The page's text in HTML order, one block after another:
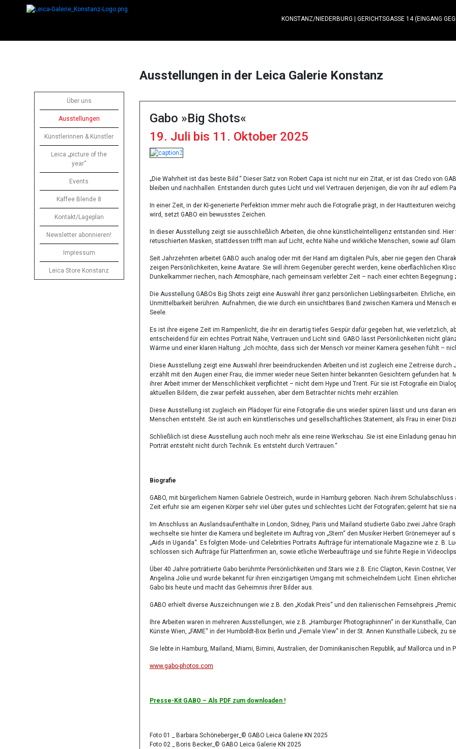
KONSTANZ/NIEDERBURG GERICHTSGASSE 14 (EINGANG
Über uns
Ausstellungen
Künstlerinnen & Künstler
Leica „picture of the
year“
Events
Kaffee Blende 8
Kontakt/Lageplan
Newsletter abonnieren!
Impressum
Leica Store Konstanz
Ausstellungen in der Leica Galerie Konstanz
Gabo »Big Shots«
19. Juli bis 11. Oktober 2025
Previous Next
„Die Wahrheit ist das beste Bild.“ Dieser Satz von Robert Capa ist nicht nur ein Zitat, er ist das Credo von
bleiben und nachhallen. Entstanden durch gutes Licht und viel Vertrauen derjenigen, die von ihr auf edlem
In einer Zeit, in der KI-generierte Perfektion immer mehr auch die Fotografie prägt, in der Hauttexturen
wird, setzt GABO ein bewusstes Zeichen.
In dieser Ausstellung zeigt sie ausschließlich Arbeiten, die ohne künstlicheIntelligenz entstanden sind.
retuschierten Masken, stattdessen trifft man auf Licht, echte Nähe und wirkliche Menschen, sowie auf
Seit Jahrzehnten arbeitet GABO auch analog oder mit der Hand am digitalen Puls, aber nie gegen den
zeigen Persönlichkeiten, keine Avatare. Sie will ihrem Gegenüber gerecht werden, keine oberflächlichen
Dunkelkammer riechen, nach Atmosphäre, nach gemeinsam verlebter Zeit – nach einer echten
Die Ausstellung GABOs Big Shots zeigt eine Auswahl ihrer ganz persönlichen Lieblingsarbeiten. Ehrliche,
Unmittelbarkeit berühren. Aufnahmen, die wie durch ein unsichtbares Band zwischen Kamera und
Seele.
Es ist ihre eigene Zeit im Rampenlicht, die ihr ein derartig tiefes Gespür dafür gegeben hat, wie verletzlich,
entscheidend für ein echtes Portrait Nähe, Vertrauen und Licht sind. GABO lässt Persönlichkeiten nicht
Wärme und einer klaren Haltung: „Ich möchte, dass sich der Mensch vor meiner Kamera gesehen fühlt –
Diese Ausstellung zeigt eine Auswahl ihrer beeindruckenden Arbeiten und ist zugleich eine Zeitreise
erzählt mit den Augen einer Frau, die immer wieder neue Seiten hinter bekannten Gesichtern gefunden hat.
ihrer Arbeit immer der Menschlichkeit verpflichtet – nicht dem Hype und Trent. Für sie ist Fotografie ein
aktuellen Bildern, die zwar perfekt aussehen, aber dem Betrachter nichts mehr erzählen.
Diese Ausstellung ist zugleich ein Plädoyer für eine Fotografie die uns wieder spüren lässt und uns daran
Menschen entsteht. Sie ist auch ein künstlerisches und gesellschaftliches Statement, als Frau in einer
Schließlich ist diese Ausstellung auch noch mehr als eine reine Werkschau. Sie ist eine Einladung genau
Porträt entsteht nicht durch Technik. Es entsteht durch Vertrauen.“
Biografie
GABO, mit bürgerlichem Namen Gabriele Oestreich, wurde in Hamburg geboren. Nach ihrem
Zeit erfuhr sie am eigenen Körper sehr viel über gutes und schlechtes Licht der Fotografen; gelernt hat sie
Im Anschluss an Auslandsaufenthalte in London, Sidney, Paris und Mailand studierte Gabo zwei Jahre
wechselte sie hinter die Kamera und begleitete im Auftrag von „Stern“ den Musiker Herbert Grönemeyer auf
„Aids in Uganda“. Es folgten Mode- und Celebrities Portraits Aufträge für internationale Magazine wie z. B.
schlossen sich Aufträge für Plattenfirmen an, sowie etliche Werbeaufträge und sie führte Regie in
Über 40 Jahre porträtierte Gabo berühmte Persönlichkeiten und Stars wie z.B. Eric Clapton, Kevin Costner,
Angelina Jolie und wurde bekannt für ihren einzigartigen Umgang mit schmeichelndem Licht. Einen
Gabo bis heute und macht das Geheimnis ihrer Bilder aus.
GABO erhielt diverse Auszeichnungen wie z.B. den „Kodak Preis“ und den italienischen Fernsehpreis
Ihre Arbeiten waren in mehreren Ausstellungen, wie z.B. „Hamburger Photographinnen“ in der Kunsthalle,
Künste Wien, „FAME“ in der Humboldt-Box Berlin und „Female View“ in der St. Annen Kunsthalle Lübeck, zu
Sie lebte in Hamburg, Mailand, Miami, Bimini, Australien, der Dominikanischen Republik, auf Mallorca und in
www.gabo-photos.com
Presse-Kit GABO – Als PDF zum downloaden !
Foto 01 _ Barbara Schöneberger_© GABO Leica Galerie KN 2025
Foto 02 _ Boris Becker_© GABO Leica Galerie KN 2025